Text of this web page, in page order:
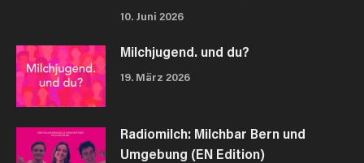
10. Juni 2026
Milchjugend. und du?
19. März 2026
Radiomilch: Milchbar Bern und
Umgebung (EN Edition)